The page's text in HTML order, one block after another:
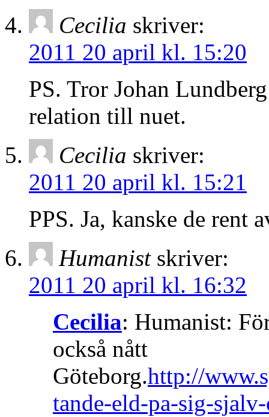
Cecilia skriver:
2011 20 april kl. 15:20
PS. Tror Johan
relation till nuet.
Cecilia skriver:
2011 20 april kl. 15:21
PPS. Ja, kanske de rent
Humanist skriver:
2011 20 april kl. 16:32
Cecilia: Humanist:
också nått
Göteborg.http://
tande-eld-pa-sig-